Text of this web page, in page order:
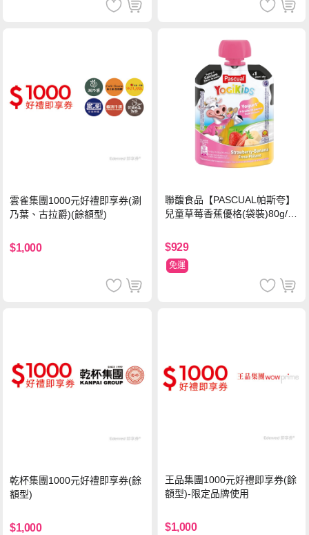
雲雀集團1000元好禮即享券(涮
乃葉、古拉爵)(餘額型)
$1,000
聯馥食品【PASCUAL帕斯夸】
兒童草莓香蕉優格(袋裝)80g/袋
$929
免運
乾杯集團1000元好禮即享券(餘
額型)
$1,000
王品集團1000元好禮即享券(餘
額型)-限定品牌使用
$1,000